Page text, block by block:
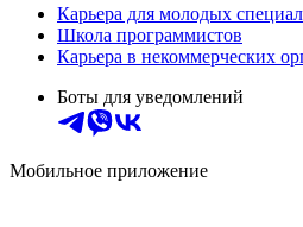
Карьера для молодых
Школа программистов
Карьера в некоммерческих
Боты для уведомлений
Мобильное приложение